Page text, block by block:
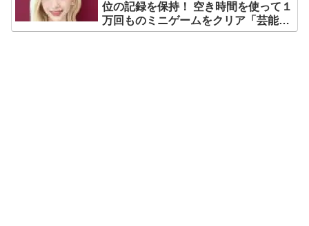
位の記録を保持！ 空き時間を使って１
万回ものミニゲームをクリア「芸能人
たちが時間がないと言っているのは全